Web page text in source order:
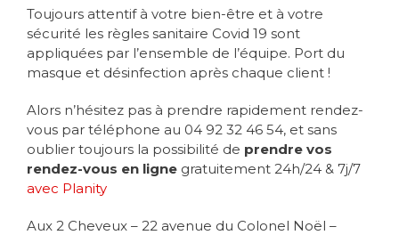
Toujours attentif à votre bien-être et à votre
sécurité les règles sanitaire Covid 19 sont
appliquées par l’ensemble de l’équipe. Port du
masque et désinfection après chaque client !
Alors n’hésitez pas à prendre rapidement rendez-
vous par téléphone au 04 92 32 46 54, et sans
oublier toujours la possibilité de prendre vos
rendez-vous en ligne gratuitement 24h/24 & 7j/7
avec Planity
Aux 2 Cheveux – 22 avenue du Colonel Noël –